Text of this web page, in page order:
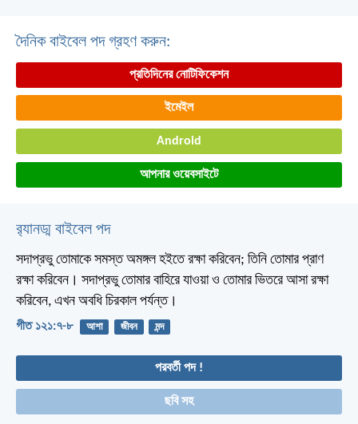
দৈনিক বাইবেল পদ গ্রহণ করুন:
প্রতিদিনের নোটিফিকেশন
ইমেইল
Android
আপনার ওয়েবসাইটে
র‌্যানড্ম বাইবেল পদ
সদাপ্রভু তোমাকে সমস্ত অমঙ্গল হইতে রক্ষা করিবেন; তিনি তোমার প্রাণ
রক্ষা করিবেন। সদাপ্রভু তোমার বাহিরে যাওয়া ও তোমার ভিতরে আসা রক্ষা
করিবেন, এখন অবধি চিরকাল পর্যন্ত।
গীত ১২১:৭-৮ আশা জীবন মন্দ
পরবর্তী পদ !
ছবি সহ